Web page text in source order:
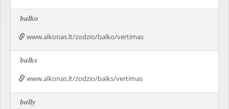
balko
www.alkonas.lt/zodzio/balko/vertimas
balks
www.alkonas.lt/zodzio/balks/vertimas
bally